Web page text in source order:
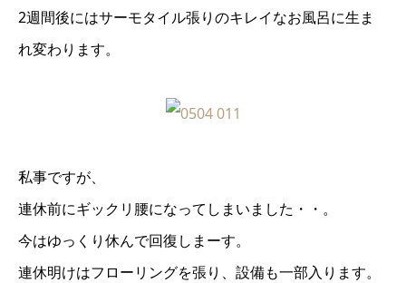
2週間後にはサーモタイル張りのキレイなお風呂に生ま
れ変わります。
私事ですが、
連休前にギックリ腰になってしまいました・・。
今はゆっくり休んで回復しまーす。
連休明けはフローリングを張り、設備も一部入ります。